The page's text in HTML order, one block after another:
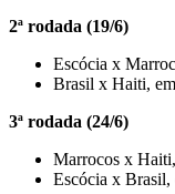
2ª rodada (19/6)
Escócia x
Brasil x Haiti,
3ª rodada (24/6)
Marrocos x
Escócia x